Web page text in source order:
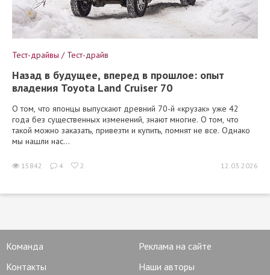
Тест-драйвы / Тест-драйв
Назад в будущее, вперед в прошлое: опыт
владения Toyota Land Cruiser 70
О том, что японцы выпускают древний 70-й «крузак» уже 42
года без существенных изменений, знают многие. О том, что
такой можно заказать, привезти и купить, помнят не все. Однако
мы нашли нас...
15842 4 2 12.03.2026
Команда
Реклама на сайте
Контакты
Наши авторы